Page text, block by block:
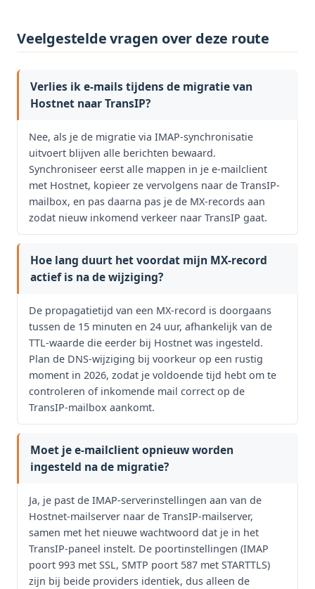
Veelgestelde vragen over deze route
Verlies ik e-mails tijdens de migratie van
Hostnet naar TransIP?
Nee, als je de migratie via IMAP-synchronisatie
uitvoert blijven alle berichten bewaard.
Synchroniseer eerst alle mappen in je e-mailclient
met Hostnet, kopieer ze vervolgens naar de TransIP-
mailbox, en pas daarna pas je de MX-records aan
zodat nieuw inkomend verkeer naar TransIP gaat.
Hoe lang duurt het voordat mijn MX-record
actief is na de wijziging?
De propagatietijd van een MX-record is doorgaans
tussen de 15 minuten en 24 uur, afhankelijk van de
TTL-waarde die eerder bij Hostnet was ingesteld.
Plan de DNS-wijziging bij voorkeur op een rustig
moment in 2026, zodat je voldoende tijd hebt om te
controleren of inkomende mail correct op de
TransIP-mailbox aankomt.
Moet je e-mailclient opnieuw worden
ingesteld na de migratie?
Ja, je past de IMAP-serverinstellingen aan van de
Hostnet-mailserver naar de TransIP-mailserver,
samen met het nieuwe wachtwoord dat je in het
TransIP-paneel instelt. De poortinstellingen (IMAP
poort 993 met SSL, SMTP poort 587 met STARTTLS)
zijn bij beide providers identiek, dus alleen de